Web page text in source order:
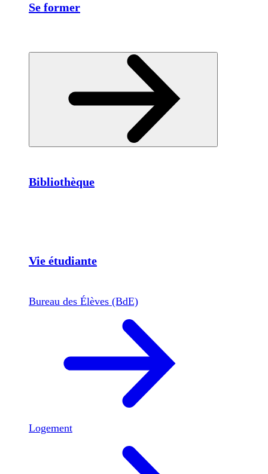
Se former
Bibliothèque
Vie étudiante
Bureau des Élèves (BdE)
Logement